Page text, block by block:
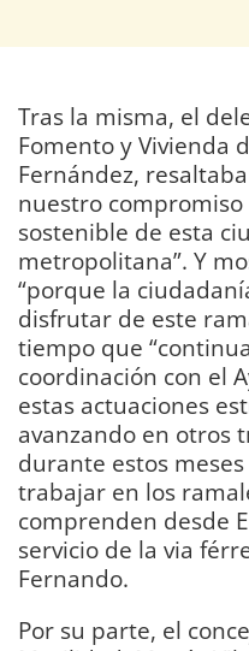
Tras la misma, el
Fomento y Vivienda
Fernández,
nuestro
sostenible de esta
metropolitana”. Y
“porque la
disfrutar de este
tiempo que
coordinación con el
estas actuaciones
avanzando en otros
durante estos
trabajar en los
comprenden desde
servicio de la via
Fernando.
Por su parte, el